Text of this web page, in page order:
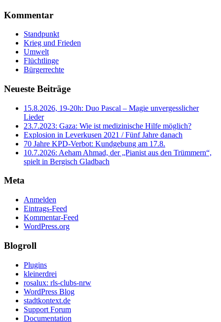
Kommentar
Standpunkt
Krieg und Frieden
Umwelt
Flüchtlinge
Bürgerrechte
Neueste Beiträge
15.8.2026, 19-20h: Duo Pascal – Magie unvergesslicher
Lieder
23.7.2023: Gaza: Wie ist medizinische Hilfe möglich?
Explosion in Leverkusen 2021 / Fünf Jahre danach
70 Jahre KPD‑Verbot: Kundgebung am 17.8.
10.7.2026: Aeham Ahmad, der „Pianist aus den Trümmern“,
spielt in Bergisch Gladbach
Meta
Anmelden
Eintrags-Feed
Kommentar-Feed
WordPress.org
Blogroll
Plugins
kleinerdrei
rosalux: rls-clubs-nrw
WordPress Blog
stadtkontext.de
Support Forum
Documentation